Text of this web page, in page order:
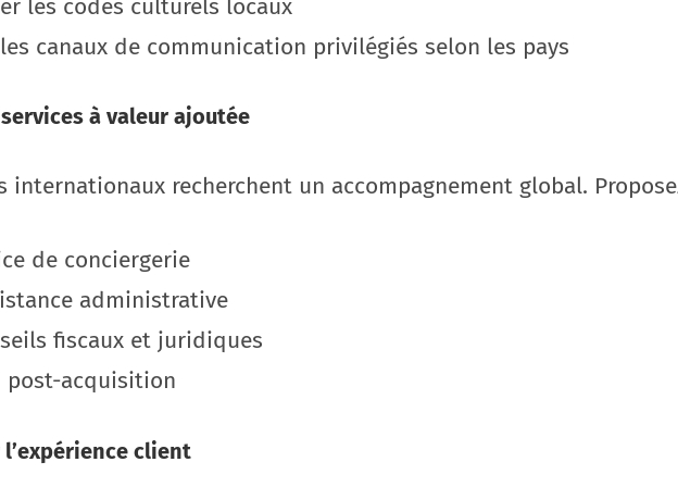
les codes culturels locaux
canaux de communication privilégiés selon les pays
à valeur ajoutée
internationaux recherchent un accompagnement global.
de conciergerie
administrative
fiscaux et juridiques
post-acquisition
client